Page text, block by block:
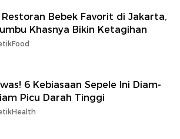
Bebek Favorit di Jakarta,
Khasnya Bikin Ketagihan
6 Kebiasaan Sepele Ini Diam-
Picu Darah Tinggi